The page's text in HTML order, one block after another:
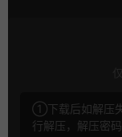
①下载后如解压
行解压，解压密码